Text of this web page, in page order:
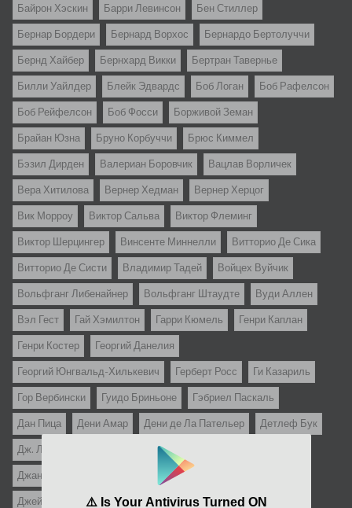
Байрон Хэскин Барри Левинсон Бен Стиллер
Бернар Бордери Бернард Ворхос Бернардо Бертолуччи
Бернд Хайбер Бернхард Викки Бертран Тавернье
Билли Уайлдер Блейк Эдвардс Боб Логан Боб Рафелсон
Боб Рейфелсон Боб Фосси Борживой Земан
Брайан Юзна Бруно Корбуччи Брюс Киммел
Бэзил Дирден Валериан Боровчик Вацлав Ворличек
Вера Хитилова Вернер Хедман Вернер Херцог
Вик Морроу Виктор Сальва Виктор Флеминг
Виктор Шерцингер Винсенте Миннелли Витторио Де Сика
Витторио Де Систи Владимир Тадей Войцех Вуйчик
Вольфганг Либенайнер Вольфганг Штаудте Вуди Аллен
Вэл Гест Гай Хэмилтон Гарри Кюмель Генри Каплан
Генри Костер Георгий Данелия
Георгий Юнгвальд-Хилькевич Герберт Росс Ги Казариль
Гор Вербински Гуидо Бриньоне Гэбриел Паскаль
Дан Пица Дени Амар Дени де Ла Пательер Детлеф Бук
Дж. Ли Томпсон Дж.С. Кардоне
Джанфранко Мингоцци Джастин Леонард Стаубер
Джеймс Гэйл Джеймс Сбарделлати Джереми Каган